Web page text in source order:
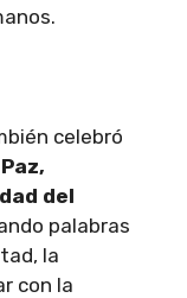
celebró
del
palabras
la
con la